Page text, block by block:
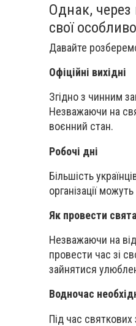
Однак, через
свої
Давайте
Офіційні вихідні
Згідно з чинним
Незважаючи на
воєнний стан.
Робочі дні
Більшість
організації
Як провести
Незважаючи на
провести час зі
зайнятися
Водночас
Під час